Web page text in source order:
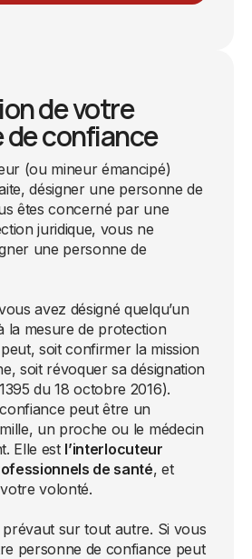
de votre
de confiance
(ou mineur émancipé)
désigner une personne de
êtes concerné par une
juridique, vous ne
une personne de
avez désigné quelqu’un
la mesure de protection
soit confirmer la mission
soit révoquer sa désignation
du 18 octobre 2016).
peut être un
un proche ou le médecin
Elle est l’interlocuteur
de santé, et
volonté.
prévaut sur tout autre. Si vous
personne de confiance peut